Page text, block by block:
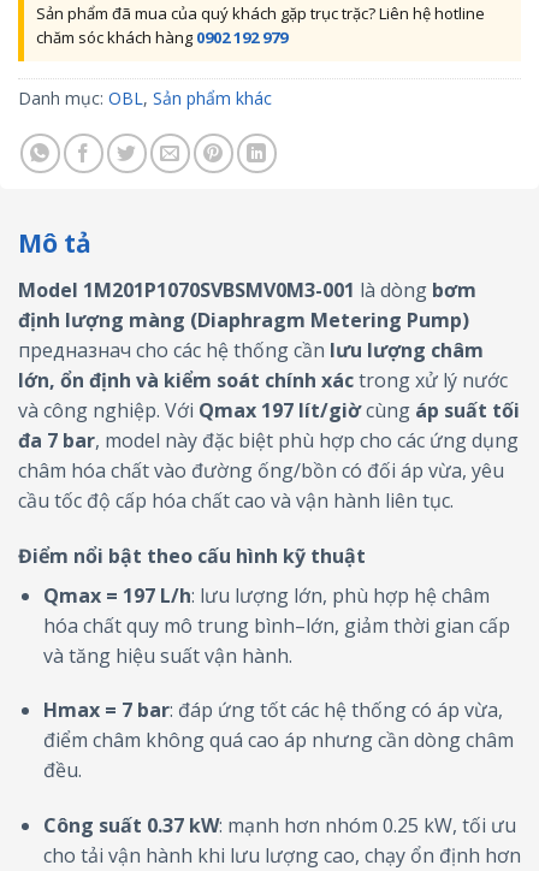
Sản phẩm đã mua của quý khách gặp trục trặc? Liên hệ hotline
chăm sóc khách hàng 0902 192 979
Danh mục: OBL , Sản phẩm khác
Mô tả
Model 1M201P1070SVBSMV0M3-001 là dòng bơm
định lượng màng (Diaphragm Metering Pump)
предназнач cho các hệ thống cần lưu lượng châm
lớn, ổn định và kiểm soát chính xáctrong xử lý nước
và công nghiệp. Với Qmax 197 lít/giờcùng áp suất tối
đa 7 bar, model này đặc biệt phù hợp cho các ứng dụng
châm hóa chất vào đường ống/bồn có đối áp vừa, yêu
cầu tốc độ cấp hóa chất cao và vận hành liên tục.
Điểm nổi bật theo cấu hình kỹ thuật
Qmax = 197 L/h: lưu lượng lớn, phù hợp hệ châm
hóa chất quy mô trung bình–lớn, giảm thời gian cấp
và tăng hiệu suất vận hành.
Hmax = 7 bar: đáp ứng tốt các hệ thống có áp vừa,
điểm châm không quá cao áp nhưng cần dòng châm
đều.
Công suất 0.37 kW: mạnh hơn nhóm 0.25 kW, tối ưu
cho tải vận hành khi lưu lượng cao, chạy ổn định hơn